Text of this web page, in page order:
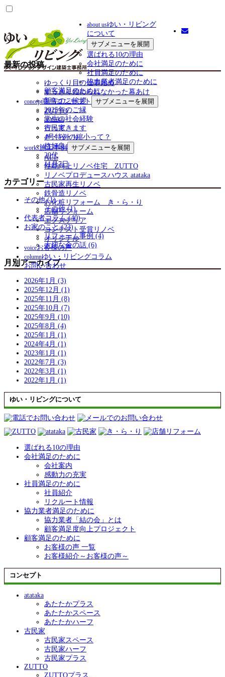
about usゆい・リビング
について
サブメニューを展開
選ばれる10の理由
会社満足のために
社員満足のために
協力業者満足のために
顧客満足のために
concept商品コンセプト
サブメニューを展開
ZUTTO
atataka
古民家
き・ら・り
works施工事例 サブメニューを展開
ALL
性能向上リノベ住宅 ZUTTO
リノベプロデュースハウス atataka
古民家再生リノベ
鉄骨造リノベ
お化粧リフォーム き・ら・り
店舗リフォーム
エクステリア
コンテスト受賞リノベ
オリジナル
voiceお客様の声
columnゆい・リビングコラム
お問い合わせ
最新の投稿
ゆっくり目の仕事始め
すっきり始められなかった幕あけ
新年のご挨拶
2025年のご縁
学生の社会経験
行ってきます
4号特例の縮小って？
格好良さ
20代
11月7日
カテゴリー
その他 (1)
その他 (1)
代表者コラム (40)
お家のこと (23)
リフォーム事例 (4)
大切な金の話 (6)
月別アーカイブ
2026年1月 (3)
2025年12月 (1)
2025年11月 (8)
2025年10月 (7)
2025年9月 (10)
2025年8月 (4)
2025年1月 (1)
2024年4月 (1)
2023年1月 (1)
2022年7月 (3)
2022年3月 (1)
2022年1月 (1)
ゆい・リビングについて
選ばれる10の理由
会社満足のために
会社案内
感動力の充実
社員満足のために
社員紹介
リクルート情報
協力業者満足のために
協力業者「結の会」とは
顧客満足度向上プロジェクト
顧客満足のために
お客様の声 一覧
お客様紹介～お客様の声～
コンセプト
atataka
あたたかプラス
あたたかスペース
あたたかハーフ
古民家
古民家スペース
古民家ハーフ
古民家プラス
ZUTTO
ZUTTOプラス